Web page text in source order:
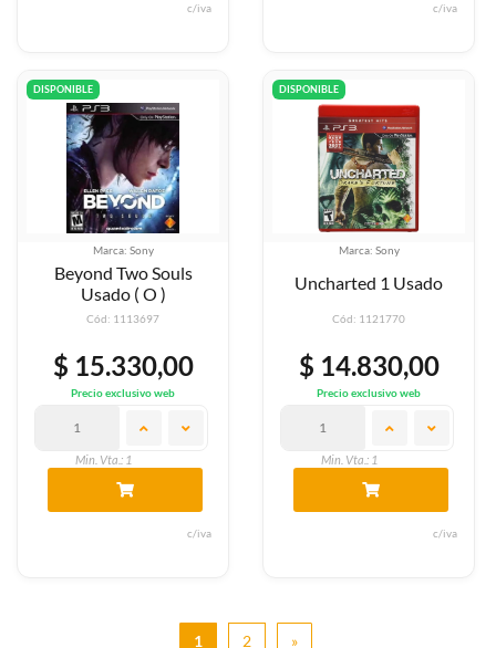
c/iva c/iva
DISPONIBLE
Marca: Sony
Beyond Two Souls
Usado ( O )
Cód: 1113697
$ 15.330,00
Precio exclusivo web
Min. Vta.: 1
c/iva
DISPONIBLE
Marca: Sony
Uncharted 1 Usado
Cód: 1121770
$ 14.830,00
Precio exclusivo web
Min. Vta.: 1
c/iva
1 2 »